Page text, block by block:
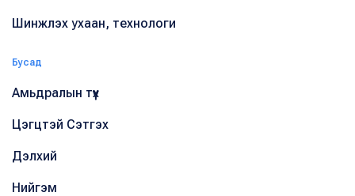
Шинжлэх ухаан, технологи
Бусад
Амьдралын түүх
Цэгцтэй Сэтгэх
Дэлхий
Нийгэм